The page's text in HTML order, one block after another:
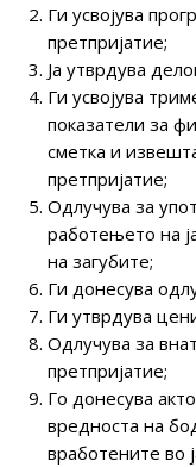
Ги усвојува
претпријатие;
Ја утврдува
Ги усвојува
показатели за
сметка и
претпријатие;
Одлучува за
работењето на
на загубите;
Ги донесува
Ги утврдува
Одлучува за
претпријатие;
Го донесува
вредноста на
вработените во